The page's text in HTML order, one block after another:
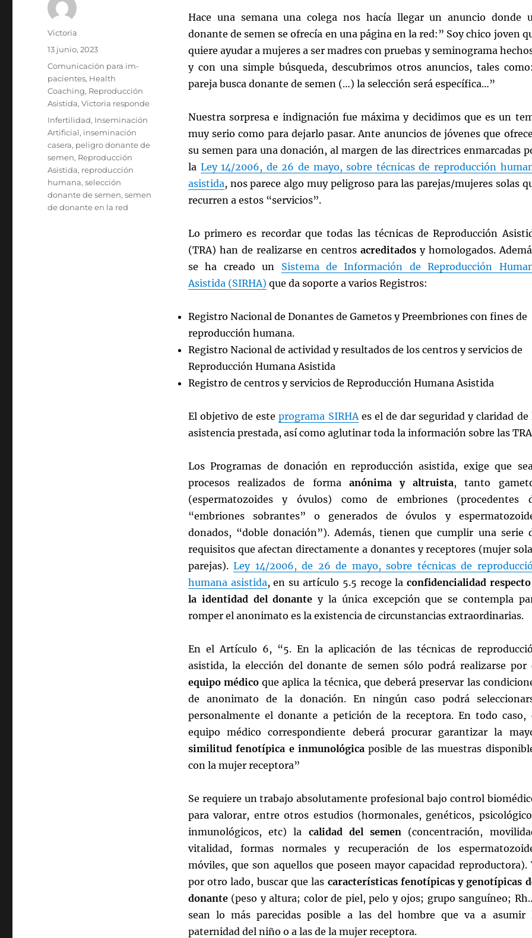
Hace una semana una colega nos hacía llegar un anuncio donde
donante de semen se ofrecía en una página en la red:” Soy chico joven
quiere ayudar a mujeres a ser madres con pruebas y seminograma
y con una simple búsqueda, descubrimos otros anuncios, tales
pareja busca donante de semen (…) la selección será específica…”
Nuestra sorpresa e indignación fue máxima y decidimos que es un
muy serio como para dejarlo pasar. Ante anuncios de jóvenes que
su semen para una donación, al margen de las directrices enmarcadas
la Ley 14/2006, de 26 de mayo, sobre técnicas de reproducción
asistida, nos parece algo muy peligroso para las parejas/mujeres solas
recurren a estos “servicios”.
Lo primero es recordar que todas las técnicas de Reproducción
(TRA) han de realizarse en centrosacreditadosy homologados.
se ha creado un Sistema de Información de Reproducción
Asistida (SIRHA) que da soporte a varios Registros:
Registro Nacional de Donantes de Gametos y Preembriones con fines de
reproducción humana.
Registro Nacional de actividad y resultados de los centros y servicios de
Reproducción Humana Asistida
Registro de centros y servicios de Reproducción Humana Asistida
El objetivo de esteprograma SIRHA es el de dar seguridad y claridad de
asistencia prestada, así como aglutinar toda la información sobre las TRA
Los Programas de donación en reproducción asistida, exige que
procesos realizados de forma anónima y altruista, tanto
(espermatozoides y óvulos) como de embriones (procedentes
“embriones sobrantes” o generados de óvulos y
donados, “doble donación”). Además, tienen que cumplir una serie
requisitos que afectan directamente a donantes y receptores (mujer
parejas).Ley 14/2006, de 26 de mayo, sobre técnicas de
humana asistida, en su artículo 5.5 recoge laconfidencialidad
la identidad del donante y la única excepción que se contempla
romper el anonimato es la existencia de circunstancias extraordinarias.
En el Artículo 6, “5. En la aplicación de las técnicas de
asistida, la elección del donante de semen sólo podrá realizarse por
equipo médico que aplica la técnica, que deberá preservar las
de anonimato de la donación. En ningún caso podrá
personalmente el donante a petición de la receptora. En todo caso,
equipo médico correspondiente deberá procurar garantizar la
similitud fenotípica e inmunológica posible de las muestras
con la mujer receptora”
Se requiere un trabajo absolutamente profesional bajo control
para valorar, entre otros estudios (hormonales, genéticos,
inmunológicos, etc) la calidad del semen (concentración,
vitalidad, formas normales y recuperación de los
móviles, que son aquellos que poseen mayor capacidad reproductora).
por otro lado, buscar que las características fenotípicas y genotípicas
donante(peso y altura; color de piel, pelo y ojos; grupo sanguíneo;
sean lo más parecidas posible a las del hombre que va a asumir
paternidad del niño o a las de la mujer receptora.
Autor
Victoria
Publicado
13 junio, 2023
Categorías
Comunicación para im-
pacientes, Health
Coaching, Reproducción
Asistida,Victoria responde
Etiquetas
Infertilidad, Inseminación
Artificial, inseminación
casera, peligro donante de
semen, Reproducción
Asistida, reproducción
humana,selección
donante de semen,semen
de donante en la red